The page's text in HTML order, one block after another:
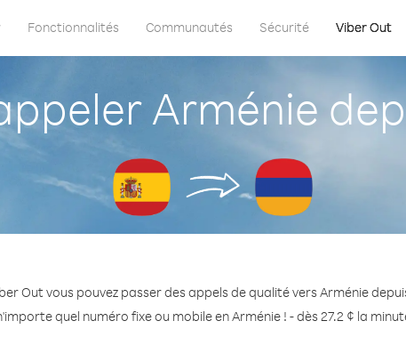
Fonctionnalités Communautés Sécurité Viber Out
Arménie
Out vous pouvez passer des appels de qualité vers Arménie
quel numéro fixe ou mobile en Arménie ! - dès 27.2 ¢ la